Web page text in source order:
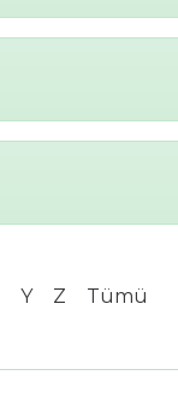
Y Z Tümü